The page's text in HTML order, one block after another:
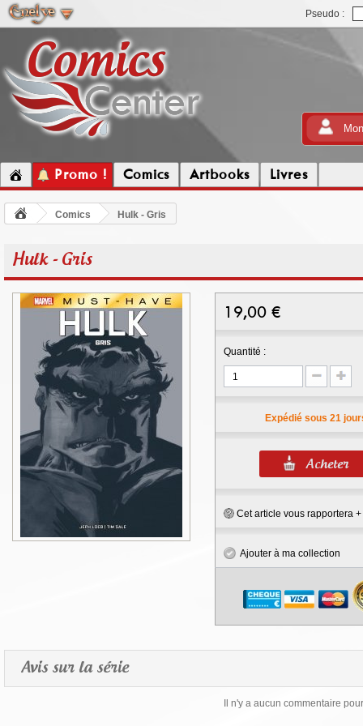
Pseudo :
Promo ! Comics Artbooks Livres
Comics Hulk - Gris
Hulk - Gris
19,00 €
Quantité :
Expédié sous 21
Cet article vous rapportera +
Ajouter à ma collection
Avis sur la série
Il n'y a aucun commentaire